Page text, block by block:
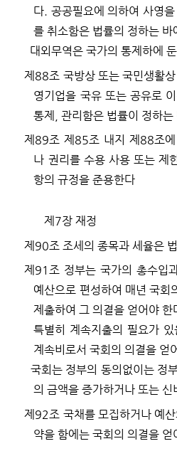
다. 공공필요에 의하여 사영
를 취소함은 법률의 정하는 바
대외무역은 국가의 통제하에
제 88조 국방상 또는 국민생활
영기업을 국유 또는 공유로
통제
,관리함은 법률이 정하
제 89조 제 85조 내지 제 88조
나 권리를 수용 사용 또는 제
항의 규정을 준용한다
제 7장 재정
제 90조 조세의 종목과 세율은
제 91조 정부는 국가의 총수입
예산으로 편성하여 매년 국회
제출하여 그 의결을 얻어야 한
특별히 계속지출의 필요가
계속비로서 국회의 의결을 얻
국회는 정부의 동의없이는 정
의 금액을 증가하거나 또는
제 92조 국채를 모집하거나 예
약을 함에는 국회의 의결을 얻